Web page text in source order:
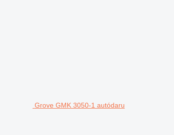
Grove GMK 3050-1 autódaru